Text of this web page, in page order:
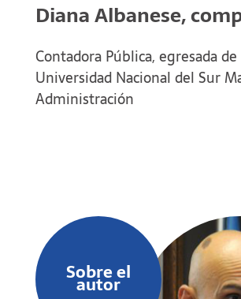
Diana Albanese,
Contadora Pública, egresada
Universidad Nacional del Sur
Administración
Sobre el
autor